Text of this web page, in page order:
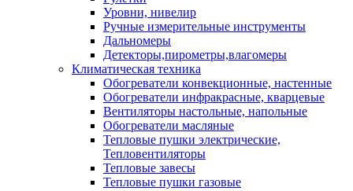
Уровни, нивелир
Ручные измерительные инструменты
Дальномеры
Детекторы,пирометры,влагомеры
Климатическая техника
Обогреватели конвекционные, настенные
Обогреватели инфракрасные, кварцевые
Вентиляторы настольные, напольные
Обогреватели масляные
Тепловые пушки электрические,
Тепловентиляторы
Тепловые завесы
Тепловые пушки газовые